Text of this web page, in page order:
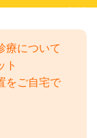
療について
ト
をご自宅で